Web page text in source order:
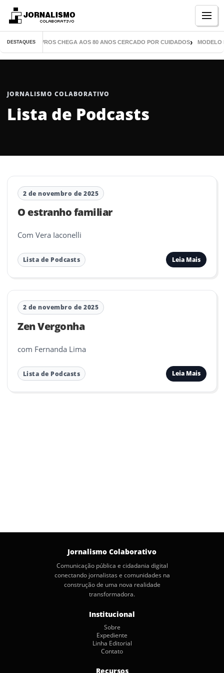
DESTAQUES
DE MIL LIVROS CHEGA AOS 80 ANOS CERCADO POR CUIDADOS MODELO
JORNALISMO COLABORATIVO
Lista de Podcasts
2 de novembro de 2025
O estranho familiar
Com Vera Iaconelli
Lista de Podcasts Leia Mais
2 de novembro de 2025
Zen Vergonha
com Fernanda Lima
Lista de Podcasts Leia Mais
Jornalismo Colaborativo
Comunicação pública e cidadania digital
conectando jornalistas e comunidades na
construção de uma nova realidade
transformadora.
Institucional
Sobre
Expediente
Linha Editorial
Contato
Recursos